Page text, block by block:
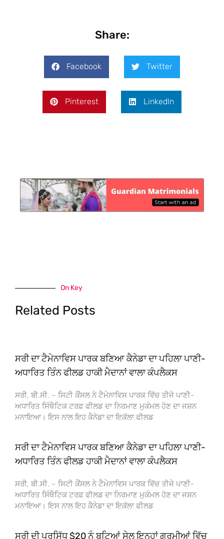
Share:
Facebook Twitter
Pinterest LinkedIn
On Key
Related Posts
ਸਰੀ ਦਾ ਟੈਮੇਨਾਵਿਸ ਪਾਰਕ ਬਣਿਆ ਕੈਨੇਡਾ ਦਾ ਪਹਿਲਾ ਪਾਣੀ-
ਅਧਾਰਿਤ ਤਿੰਨ ਫੀਲਡ ਹਾਕੀ ਮੈਦਾਨਾਂ ਵਾਲਾ ਕੰਪਲੈਕਸ
ਸਰੀ, ਬੀ.ਸੀ. – ਸਿਟੀ ਕੌਂਸਲ ਨੇ ਟੈਮੇਨਾਵਿਸ ਪਾਰਕ ਵਿੱਚ ਤੀਜੇ ਪਾਣੀ-
ਅਧਾਰਿਤ ਸਿੰਥੈਟਿਕ ਟਰਫ਼ ਫੀਲਡ ਦਾ ਨਿਰਮਾਣ ਮੁਕੰਮਲ ਹੋਣ ਦਾ ਜਸ਼ਨ
ਮਨਾਇਆ। ਇਸ ਨਾਲ ਇਹ ਕੈਨੇਡਾ ਦਾ ਇਕੱਲਾ ਫੀਲਡ
ਸਰੀ ਦਾ ਟੈਮੇਨਾਵਿਸ ਪਾਰਕ ਬਣਿਆ ਕੈਨੇਡਾ ਦਾ ਪਹਿਲਾ ਪਾਣੀ-
ਅਧਾਰਿਤ ਤਿੰਨ ਫੀਲਡ ਹਾਕੀ ਮੈਦਾਨਾਂ ਵਾਲਾ ਕੰਪਲੈਕਸ
ਸਰੀ, ਬੀ.ਸੀ. – ਸਿਟੀ ਕੌਂਸਲ ਨੇ ਟੈਮੇਨਾਵਿਸ ਪਾਰਕ ਵਿੱਚ ਤੀਜੇ ਪਾਣੀ-
ਅਧਾਰਿਤ ਸਿੰਥੈਟਿਕ ਟਰਫ਼ ਫੀਲਡ ਦਾ ਨਿਰਮਾਣ ਮੁਕੰਮਲ ਹੋਣ ਦਾ ਜਸ਼ਨ
ਮਨਾਇਆ। ਇਸ ਨਾਲ ਇਹ ਕੈਨੇਡਾ ਦਾ ਇਕੱਲਾ ਫੀਲਡ
ਸਰੀ ਦੀ ਪ੍ਰਸਿੱਧ $20 ਨੂੰ ਬੂਟਿਆਂ ਸੇਲ ਇਨ੍ਹਾਂ ਗਰਮੀਆਂ ਵਿੱਚ